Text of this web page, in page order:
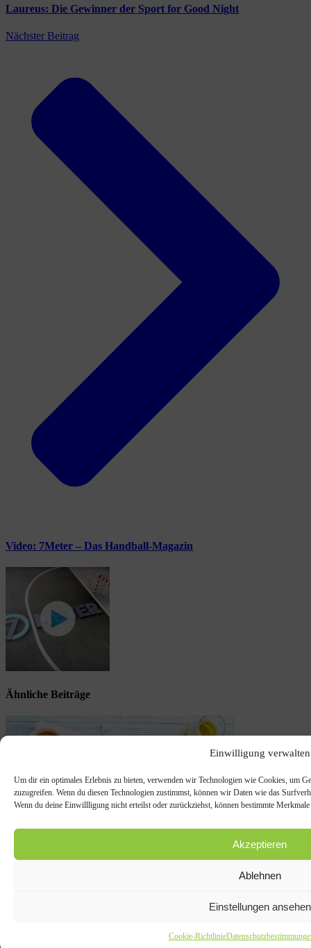
Einwilligung verwalten
Um dir ein optimales Erlebnis zu bieten, verwenden wir Technologien wie Cookies, um
zuzugreifen. Wenn du diesen Technologien zustimmst, können wir Daten wie das
Wenn du deine Einwillligung nicht erteilst oder zurückziehst, können bestimmte
Akzeptieren
Ablehnen
Einstellungen ansehen
Cookie-Richtlinie
Laureus: Die Gewinner der Sport for Good Night
Nächster Beitrag
Video: 7Meter – Das Handball-Magazin
Ähnliche Beiträge